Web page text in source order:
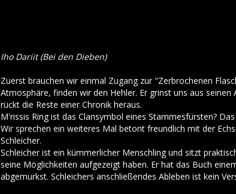
Iho Dariit (Bei den Dieben)
Zuerst brauchen wir einmal Zugang zur "Zerbrochenen
Atmosphäre, finden wir den Hehler. Er grinst uns aus
rückt die Reste einer Chronik heraus.
M'rissis Ring ist das Clansymbol eines Stammesfürsten?
Wir sprechen ein weiteres Mal betont freundlich mit der
Schleicher.
Schleicher ist ein kümmerlicher Menschling und sitzt
seine Möglichkeiten aufgezeigt haben. Er hat das Buch
abgemurkst. Schleichers anschließendes Ableben ist kein